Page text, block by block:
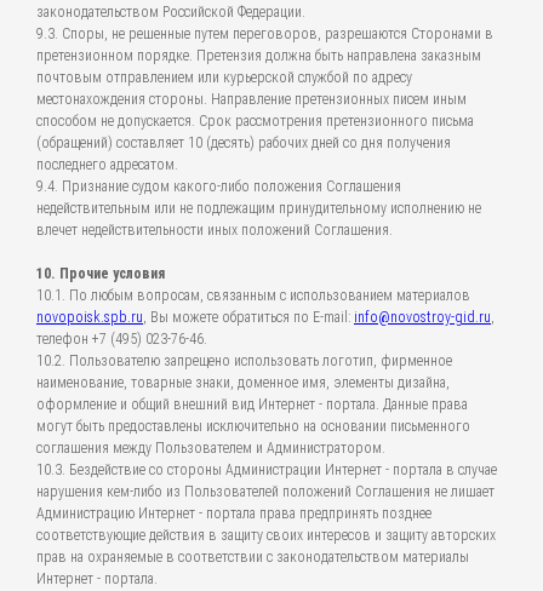
законодательством Российской Федерации.
9.3. Споры, не решенные путем переговоров, разрешаются Сторонами в
претензионном порядке. Претензия должна быть направлена заказным
почтовым отправлением или курьерской службой по адресу
местонахождения стороны. Направление претензионных писем иным
способом не допускается. Срок рассмотрения претензионного письма
(обращений) составляет 10 (десять) рабочих дней со дня получения
последнего адресатом.
9.4. Признание судом какого-либо положения Соглашения
недействительным или не подлежащим принудительному исполнению не
влечет недействительности иных положений Соглашения.
10. Прочие условия
10.1. По любым вопросам, связанным с использованием материалов
novopoisk.spb.ru, Вы можете обратиться по E-mail: info@novostroy-gid.ru,
телефон +7 (495) 023-76-46.
10.2. Пользователю запрещено использовать логотип, фирменное
наименование, товарные знаки, доменное имя, элементы дизайна,
оформление и общий внешний вид Интернет - портала. Данные права
могут быть предоставлены исключительно на основании письменного
соглашения между Пользователем и Администратором.
10.3. Бездействие со стороны Администрации Интернет - портала в случае
нарушения кем-либо из Пользователей положений Соглашения не лишает
Администрацию Интернет - портала права предпринять позднее
соответствующие действия в защиту своих интересов и защиту авторских
прав на охраняемые в соответствии с законодательством материалы
Интернет - портала.